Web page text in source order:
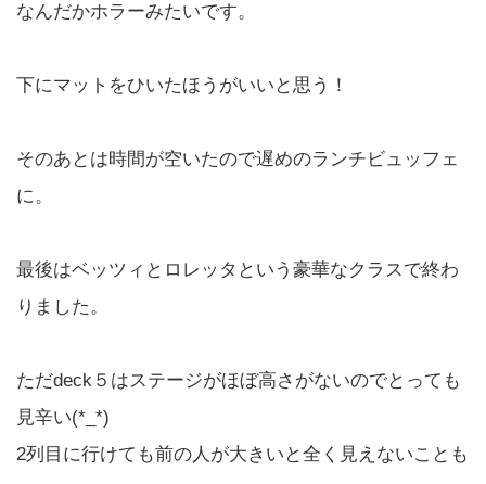
なんだかホラーみたいです。
下にマットをひいたほうがいいと思う！
そのあとは時間が空いたので遅めのランチビュッフェ
に。
最後はベッツィとロレッタという豪華なクラスで終わ
りました。
ただdeck５はステージがほぼ高さがないのでとっても
見辛い(*_*)
2列目に行けても前の人が大きいと全く見えないことも